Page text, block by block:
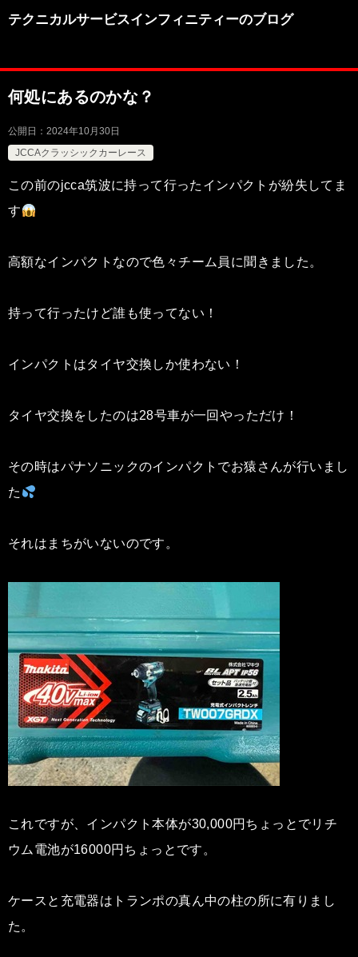
テクニカルサービスインフィニティーのブログ
何処にあるのかな？
公開日： 2024年10月30日
JCCAクラッシックカーレース
この前のjcca筑波に持って行ったインパクトが紛失してま
す
高額なインパクトなので色々チーム員に聞きました。
持って行ったけど誰も使ってない！
インパクトはタイヤ交換しか使わない！
タイヤ交換をしたのは28号車が一回やっただけ！
その時はパナソニックのインパクトでお猿さんが行いまし
た
それはまちがいないのです。
これですが、インパクト本体が30,000円ちょっとでリチ
ウム電池が16000円ちょっとです。
ケースと充電器はトランポの真ん中の柱の所に有りまし
た。